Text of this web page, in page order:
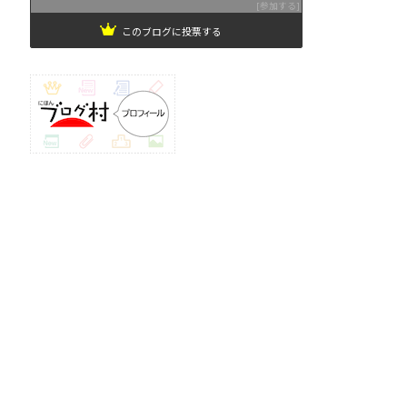
参加する
このブログに投票する